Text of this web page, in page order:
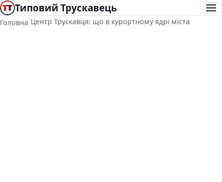
Типовий Трускавець
Головна/Центр Трускавця: що в курортному ядрі міста